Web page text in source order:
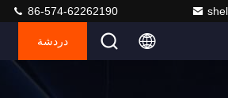
86-574-62262190
دردشة